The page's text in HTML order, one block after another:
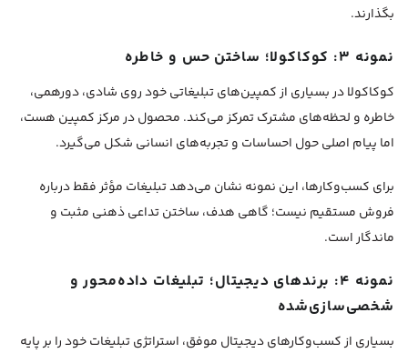
بگذارند.
نمونه ۳: کوکاکولا؛ ساختن حس و خاطره
کوکاکولا در بسیاری از کمپین‌های تبلیغاتی خود روی شادی، دورهمی،
خاطره و لحظه‌های مشترک تمرکز می‌کند. محصول در مرکز کمپین هست،
اما پیام اصلی حول احساسات و تجربه‌های انسانی شکل می‌گیرد.
برای کسب‌وکارها، این نمونه نشان می‌دهد تبلیغات مؤثر فقط درباره
فروش مستقیم نیست؛ گاهی هدف، ساختن تداعی ذهنی مثبت و
ماندگار است.
نمونه ۴: برندهای دیجیتال؛ تبلیغات داده‌محور و
شخصی‌سازی‌شده
بسیاری از کسب‌وکارهای دیجیتال موفق، استراتژی تبلیغات خود را بر پایه